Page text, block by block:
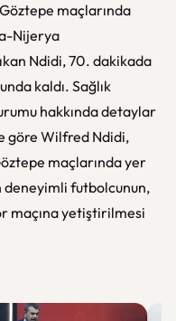
maçlarında
Nijerya
Ndidi, 70. dakikada
kaldı. Sağlık
hakkında detaylar
göre Wilfred Ndidi,
maçlarında yer
deneyimli futbolcunun,
maçına yetiştirilmesi